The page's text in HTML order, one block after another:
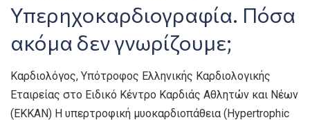
Υπερηχοκαρδιογραφία. Πόσα
ακόμα δεν γνωρίζουμε;
Καρδιολόγος, Υπότροφος Ελληνικής Καρδιολογικής
Εταιρείας στο Ειδικό Κέντρο Καρδιάς Αθλητών και Νέων
(ΕΚΚΑΝ) Η υπερτροφική μυοκαρδιοπάθεια (Hypertrophic